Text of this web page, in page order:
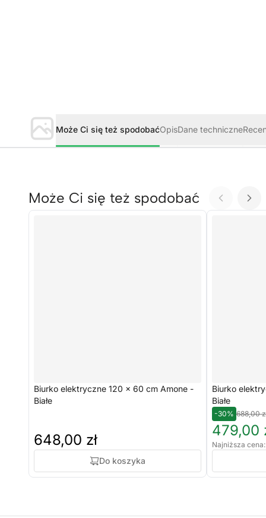
Może Ci się też spodobaćOpisDane techniczne
Może Ci się też spodobać
Biurko elektryczne 120 x 60 cm Amone -
Białe
648,00 zł
Do koszyka
Biurko
Białe
-30% 688,00
479,00
Najniższa